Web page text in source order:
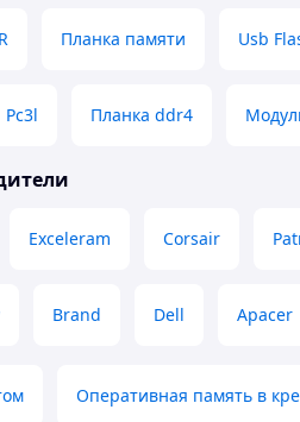
Планка памяти Usb
Pc3l Планка ddr4
Exceleram Corsair
Brand Dell Apacer
Оперативная память в